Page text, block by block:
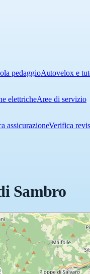
pedaggioAutovelox e
elettricheAree di servizio
assicurazioneVerifica
Sambro